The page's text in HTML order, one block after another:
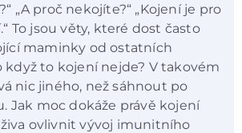
„A proč nekojíte?“ „Kojení je pro
To jsou věty, které dost často
maminky od ostatních
když to kojení nejde? V takovém
nic jiného, než sáhnout po
Jak moc dokáže právě kojení
ovlivnit vývoj imunitního